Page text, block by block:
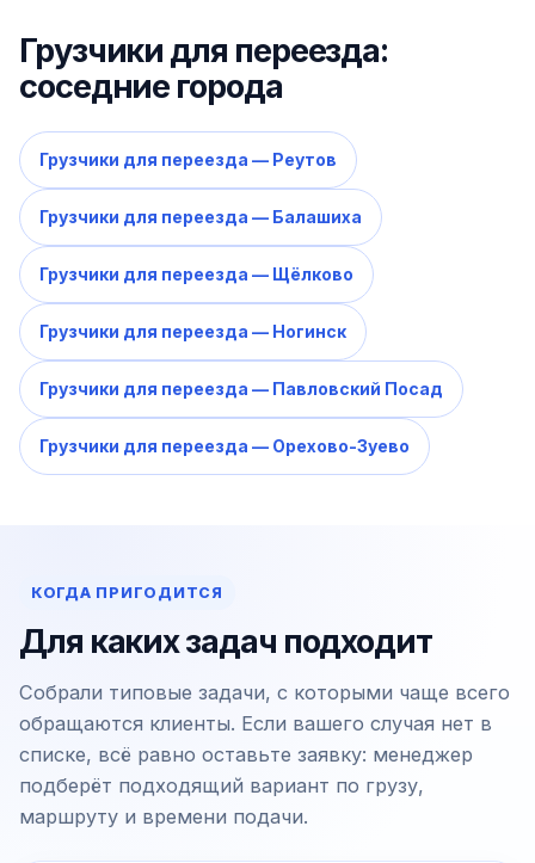
Грузчики для переезда:
соседние города
Грузчики для переезда — Реутов
Грузчики для переезда — Балашиха
Грузчики для переезда — Щёлково
Грузчики для переезда — Ногинск
Грузчики для переезда — Павловский Посад
Грузчики для переезда — Орехово-Зуево
КОГДА ПРИГОДИТСЯ
Для каких задач подходит
Собрали типовые задачи, с которыми чаще всего
обращаются клиенты. Если вашего случая нет в
списке, всё равно оставьте заявку: менеджер
подберёт подходящий вариант по грузу,
маршруту и времени подачи.